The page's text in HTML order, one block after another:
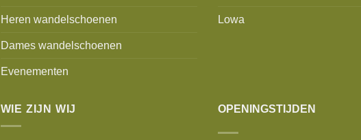
Heren wandelschoenen
Dames wandelschoenen
Evenementen
Lowa
WIE ZIJN WIJ OPENINGSTIJDEN